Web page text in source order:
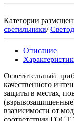
Категории
светильники/
Описание
Осветительный
качественного
защиты в местах,
взависимости от
соответствии ГОСТ